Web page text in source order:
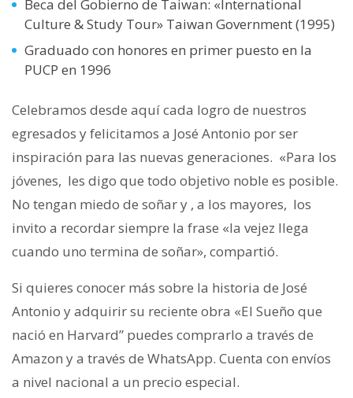
Beca del Gobierno de Taiwan: «International
Culture & Study Tour» Taiwan Government (1995)
Graduado con honores en primer puesto en la
PUCP en 1996
Celebramos desde aquí cada logro de nuestros
egresados y felicitamos a José Antonio por ser
inspiración para las nuevas generaciones. «Para los
jóvenes, les digo que todo objetivo noble es posible.
No tengan miedo de soñar y , a los mayores, los
invito a recordar siempre la frase «la vejez llega
cuando uno termina de soñar», compartió.
Si quieres conocer más sobre la historia de José
Antonio y adquirir su reciente obra «El Sueño que
nació en Harvard” puedes comprarlo a través de
Amazon y a través de WhatsApp. Cuenta con envíos
a nivel nacional a un precio especial.